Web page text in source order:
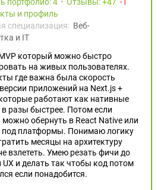
портфолио: 4 Отзывы: 47
и профиль
специализация: Веб-
и IT
который можно быстро
на живых пользователях.
где важна была скорость
приложений на Next.js +
работают как нативные
разы быстрее. Потом если
можно обернуть в React Native или
под платформы. Понимаю логику
месяцы на архитектуру
взлететь. Умею резать фичи до
и делать так чтобы код потом
если понадобится.